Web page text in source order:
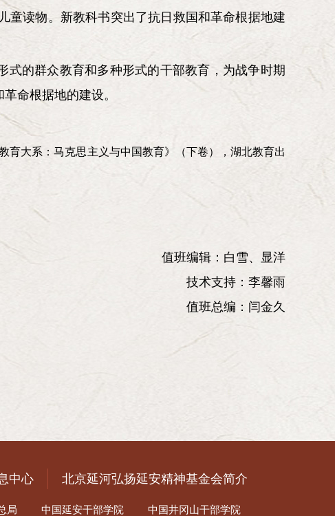
童读物。新教科书突出了抗日救国和革命根据地建
式的群众教育和多种形式的干部教育，为战争时期
命根据地的建设。
育大系：马克思主义与中国教育》（下卷），湖北教育出
值班编辑：白雪、显洋
技术支持：李馨雨
值班总编：闫金久
中心 北京延河弘扬延安精神基金会简介
局 中国延安干部学院 中国井冈山干部学院